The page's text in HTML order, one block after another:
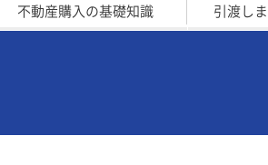
不動産購入の基礎知識 引渡し